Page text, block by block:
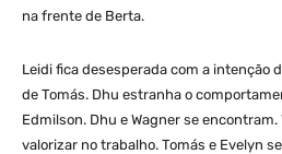
na frente de Berta.
Leidi fica desesperada com a intenção
de Tomás. Dhu estranha o
Edmilson. Dhu e Wagner se
valorizar no trabalho. Tomás e Evelyn